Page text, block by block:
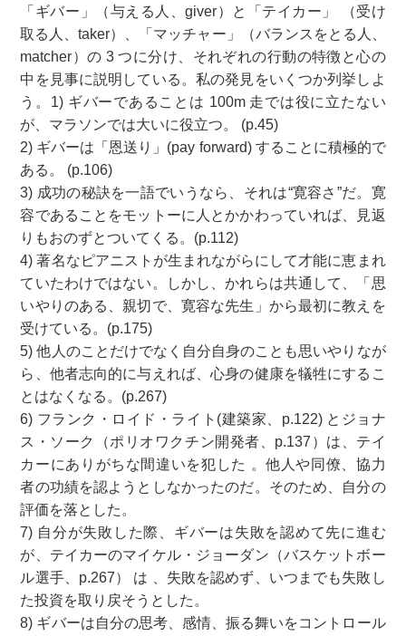
「ギバー」（与える人、giver）と「テイカー」 （受け
取る人、taker）、「マッチャー」（バランスをとる人、
matcher）の 3 つに分け、それぞれの行動の特徴と心の
中を見事に説明している。私の発見をいくつか列挙しよ
う。1) ギバーであることは 100m 走では役に立たない
が、マラソンでは大いに役立つ。 (p.45)
2) ギバーは「恩送り」(pay forward) することに積極的で
ある。 (p.106)
3) 成功の秘訣を一語でいうなら、それは“寛容さ”だ。寛
容であることをモットーに人とかかわっていれば、見返
りもおのずとついてくる。(p.112)
4) 著名なピアニストが生まれながらにして才能に恵まれ
ていたわけではない。しかし、かれらは共通して、「思
いやりのある、親切で、寛容な先生」から最初に教えを
受けている。(p.175)
5) 他人のことだけでなく自分自身のことも思いやりなが
ら、他者志向的に与えれば、心身の健康を犠牲にするこ
とはなくなる。(p.267)
6) フランク・ロイド・ライト(建築家、p.122) とジョナ
ス・ソーク（ポリオワクチン開発者、p.137）は、テイ
カーにありがちな間違いを犯した 。他人や同僚、協力
者の功績を認ようとしなかったのだ。そのため、自分の
評価を落とした。
7) 自分が失敗した際、ギバーは失敗を認めて先に進む
が、テイカーのマイケル・ジョーダン（バスケットボー
ル選手、p.267） は 、失敗を認めず、いつまでも失敗し
た投資を取り戻そうとした。
8) ギバーは自分の思考、感情、振る舞いをコントロール